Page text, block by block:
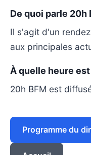
De quoi parle 20h
Il s'agit d'un
aux principales
À quelle heure
20h BFM est
Programme du